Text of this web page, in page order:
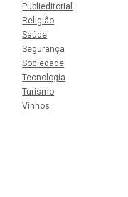
Publieditorial
Religião
Saúde
Segurança
Sociedade
Tecnologia
Turismo
Vinhos